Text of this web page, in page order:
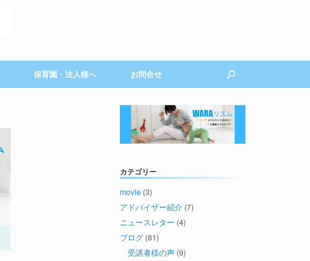
保育園・法人様へ お問合せ
カテゴリー
movie (3)
アドバイザー紹介 (7)
ニュースレター (4)
ブログ (81)
受講者様の声 (9)